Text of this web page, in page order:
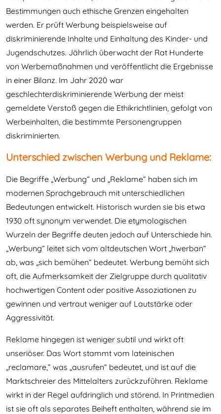
Bestimmungen auch ethische Grenzen eingehalten
werden. Er prüft Werbung beispielsweise auf
diskriminierende Inhalte und Einhaltung des Kinder- und
Jugendschutzes. Jährlich überwacht der Rat Hunderte
von Werbemaßnahmen und veröffentlicht die Ergebnisse
in einer Bilanz. Im Jahr 2020 war
geschlechterdiskriminierende Werbung der meist
gemeldete Verstoß gegen die Ethikrichtlinien, gefolgt von
Werbeinhalten, die bestimmte Personengruppen
diskriminierten.
Unterschied zwischen Werbung und Reklame:
Die Begriffe „Werbung“ und „Reklame“ haben sich im
modernen Sprachgebrauch mit unterschiedlichen
Bedeutungen entwickelt. Historisch wurden sie bis etwa
1930 oft synonym verwendet. Die etymologischen
Wurzeln der Begriffe deuten jedoch auf Unterschiede hin.
„Werbung“ leitet sich vom altdeutschen Wort „hwerban“
ab, was „sich bemühen“ bedeutet. Werbung bemüht sich
oft, die Aufmerksamkeit der Zielgruppe durch qualitativ
hochwertigen Content oder positive Assoziationen zu
gewinnen und vertraut weniger auf Lautstärke oder
Aggressivität.
Reklame hingegen ist weniger subtil und wirkt oft
unseriöser. Das Wort stammt vom lateinischen
„reclamare,“ was „ausrufen“ bedeutet, und ist auf die
Marktschreier des Mittelalters zurückzuführen. Reklame
wirkt in der Regel aufdringlich und störend. In Printmedien
ist sie oft als separates Beiheft enthalten, während sie im